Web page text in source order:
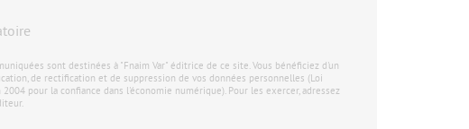
sont destinées à "Fnaim Var" éditrice de ce site. Vous bénéficiez d'un
de rectification et de suppression de vos données personnelles (Loi
pour la confiance dans l'économie numérique). Pour les exercer, adressez